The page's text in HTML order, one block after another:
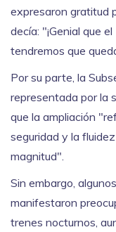
expresaron gratitud
decía: "¡Genial que
tendremos que
Por su parte, la
representada por la
que la ampliación
seguridad y la
magnitud".
Sin embargo,
manifestaron
trenes nocturnos,